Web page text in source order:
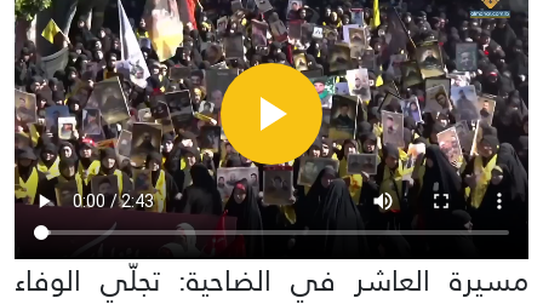
مسيرة العاشر في الضاحية: تجلّي الوفاء